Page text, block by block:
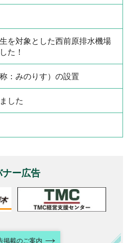
を対象とした西前原排水機場
た！
：みのりす）の設置
した
ナー広告
掲載のご案内